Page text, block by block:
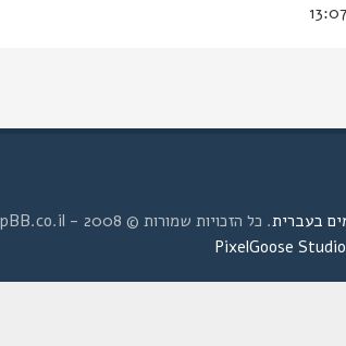
. כל הזכויות שמורות © 2008 - phpBB.co.il.
PixelGoose Studio